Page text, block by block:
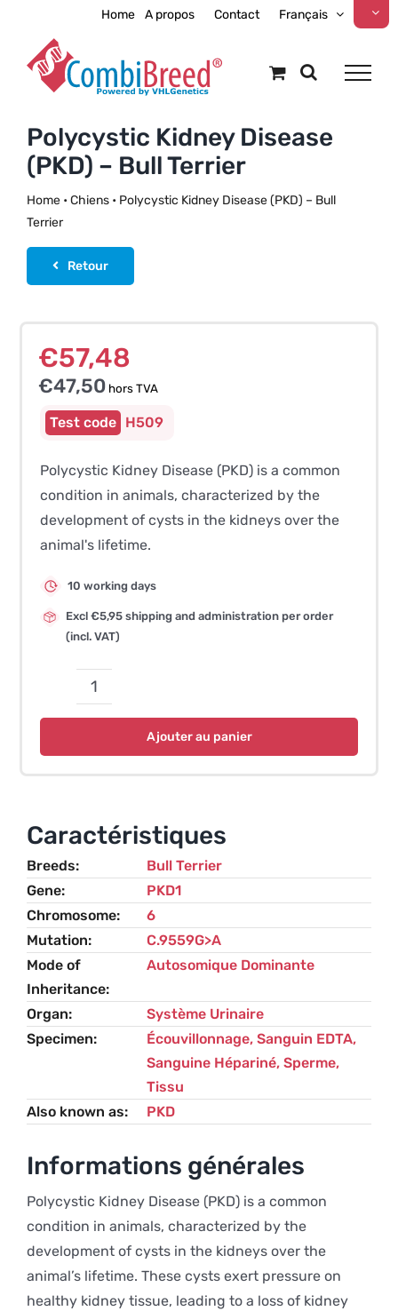
content
Home A propos Contact Français
Polycystic Kidney Disease
(PKD) – Bull Terrier
Home• Chiens• Polycystic Kidney Disease (PKD) – Bull
Terrier
Retour
€57,48
€47,50hors TVA
H509
Polycystic Kidney Disease (PKD) is a common
condition in animals, characterized by the
development of cysts in the kidneys over the
animal's lifetime.
10 working days
Excl €5,95 shipping and administration per order
(incl. VAT)
quantité
de
Polycystic
(PKD)
–
Ajouter au panier
Caractéristiques
Breeds
Bull Terrier
Gene
PKD1
Chromosome
6
Mutation
C.9559G>A
Mode of
Inheritance
Autosomique Dominante
Organ
Système Urinaire
Specimen
Écouvillonnage, Sanguin EDTA,
Sanguine Hépariné, Sperme,
Tissu
Also known as
PKD
Informations générales
Polycystic Kidney Disease (PKD) is a common
condition in animals, characterized by the
development of cysts in the kidneys over the
animal’s lifetime. These cysts exert pressure on
healthy kidney tissue, leading to a loss of kidney